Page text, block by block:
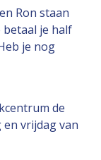
Ron staan
betaal je half
je nog
de
en vrijdag van